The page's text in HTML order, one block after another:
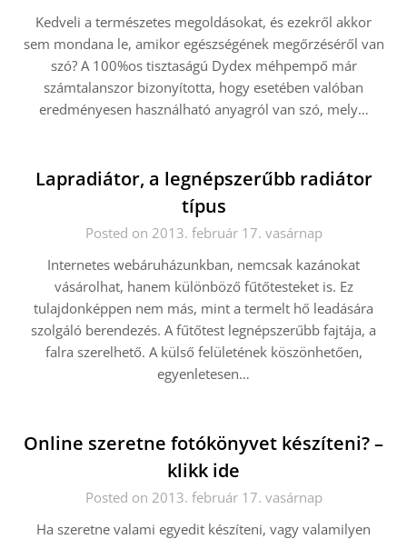
Kedveli a természetes megoldásokat, és ezekről akkor
sem mondana le, amikor egészségének megőrzéséről van
szó? A 100%os tisztaságú Dydex méhpempő már
számtalanszor bizonyította, hogy esetében valóban
eredményesen használható anyagról van szó, mely…
Lapradiátor, a legnépszerűbb radiátor
típus
Posted on 2013. február 17. vasárnap
Internetes webáruházunkban, nemcsak kazánokat
vásárolhat, hanem különböző fűtőtesteket is. Ez
tulajdonképpen nem más, mint a termelt hő leadására
szolgáló berendezés. A fűtőtest legnépszerűbb fajtája, a
falra szerelhető. A külső felületének köszönhetően,
egyenletesen…
Online szeretne fotókönyvet készíteni? –
klikk ide
Posted on 2013. február 17. vasárnap
Ha szeretne valami egyedit készíteni, vagy valamilyen